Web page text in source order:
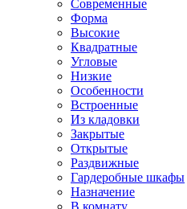
Современные
Форма
Высокие
Квадратные
Угловые
Низкие
Особенности
Встроенные
Из кладовки
Закрытые
Открытые
Раздвижные
Гардеробные шкафы
Назначение
В комнату